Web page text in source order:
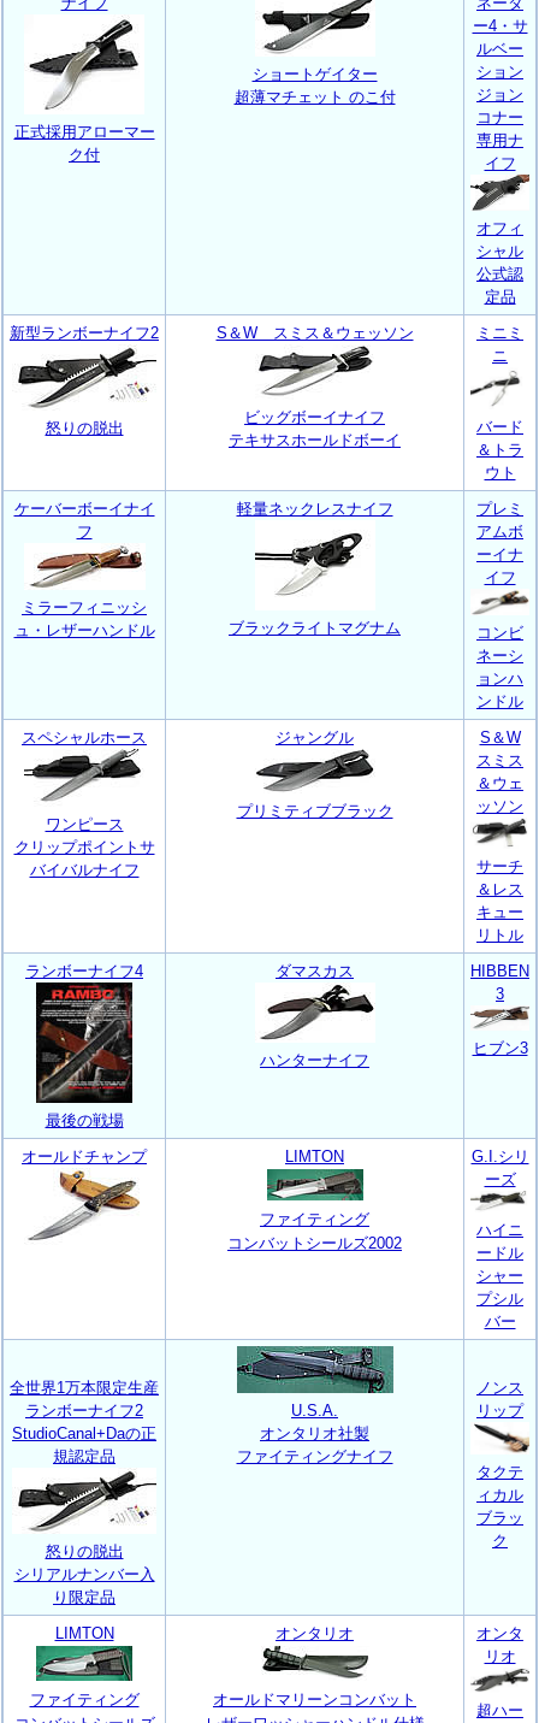
正式採用アローマー
ク付
ショートゲイター
超薄マチェット のこ付
ー4・サ
ルベー
ション
ジョン
コナー
専用ナ
イフ
オフィ
シャル
公式認
定品
新型ランボーナイフ2
怒りの脱出
S＆W スミス＆ウェッソン
ビッグボーイナイフ
テキサスホールドボーイ
ミニミ
ニ
バード
＆トラ
ウト
ケーバーボーイナイ
フ
ミラーフィニッシ
ュ・レザーハンドル
軽量ネックレスナイフ
ブラックライトマグナム
プレミ
アムボ
ーイナ
イフ
コンビ
ネーシ
ョンハ
ンドル
スペシャルホース
ワンピース
クリップポイントサ
バイバルナイフ
ジャングル
プリミティブブラック
S＆W
スミス
＆ウェ
ッソン
サーチ
＆レス
キュー
リトル
ランボーナイフ4
最後の戦場
ダマスカス
ハンターナイフ
HIBBEN
3
ヒブン3
オールドチャンプ LIMTON
ファイティング
コンバットシールズ2002
G.I.シリ
ーズ
ハイニ
ードル
シャー
プシル
バー
全世界1万本限定生産
ランボーナイフ2
StudioCanal+Daの正
規認定品
怒りの脱出
シリアルナンバー入
り限定品
U.S.A.
オンタリオ社製
ファイティングナイフ
ノンス
リップ
タクテ
ィカル
ブラッ
ク
LIMTON
ファイティング
オンタリオ
オールドマリーンコンバット
オンタ
リオ
超ハー